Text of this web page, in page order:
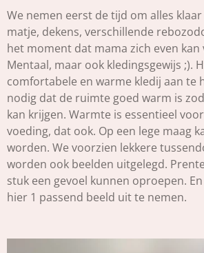
We nemen eerst de tijd om alles klaar
matje, dekens, verschillende
het moment dat mama zich even
Mentaal, maar ook kledingsgewijs ;).
comfortabele en warme kledij aan te
nodig dat de ruimte goed warm is
kan krijgen. Warmte is essentieel
voeding, dat ook. Op een lege maag
worden. We voorzien lekkere
worden ook beelden uitgelegd.
stuk een gevoel kunnen oproepen.
hier 1 passend beeld uit te nemen.